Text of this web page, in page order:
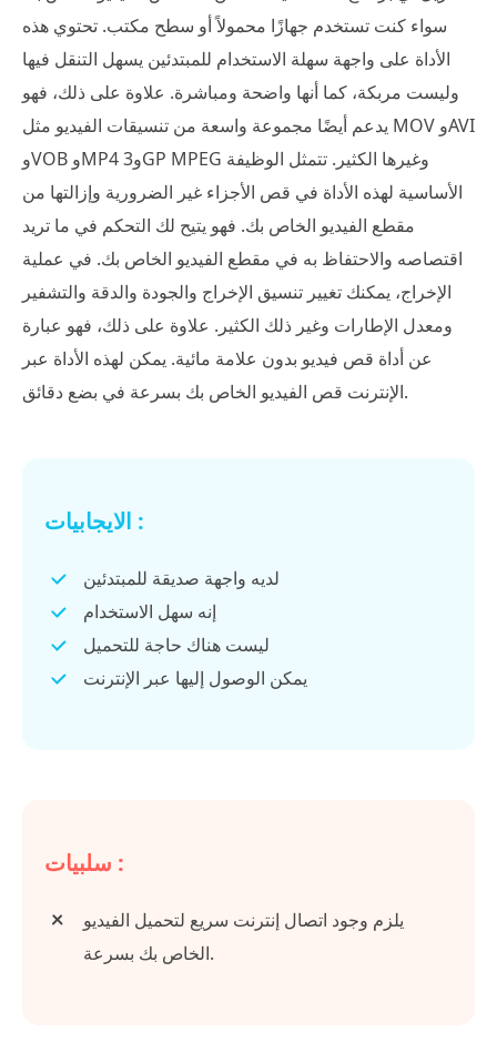
سواء كنت تستخدم جهازًا محمولاً أو سطح مكتب. تحتوي هذه
الأداة على واجهة سهلة الاستخدام للمبتدئين يسهل التنقل فيها
وليست مربكة، كما أنها واضحة ومباشرة. علاوة على ذلك، فهو
يدعم أيضًا مجموعة واسعة من تنسيقات الفيديو مثل MOV وAVI
وVOB وMP4 و3GP MPEG وغيرها الكثير. تتمثل الوظيفة
الأساسية لهذه الأداة في قص الأجزاء غير الضرورية وإزالتها من
مقطع الفيديو الخاص بك. فهو يتيح لك التحكم في ما تريد
اقتصاصه والاحتفاظ به في مقطع الفيديو الخاص بك. في عملية
الإخراج، يمكنك تغيير تنسيق الإخراج والجودة والدقة والتشفير
ومعدل الإطارات وغير ذلك الكثير. علاوة على ذلك، فهو عبارة
عن أداة قص فيديو بدون علامة مائية. يمكن لهذه الأداة عبر
الإنترنت قص الفيديو الخاص بك بسرعة في بضع دقائق.
الايجابيات :
لديه واجهة صديقة للمبتدئين
إنه سهل الاستخدام
ليست هناك حاجة للتحميل
يمكن الوصول إليها عبر الإنترنت
سلبيات :
يلزم وجود اتصال إنترنت سريع لتحميل الفيديو
الخاص بك بسرعة.